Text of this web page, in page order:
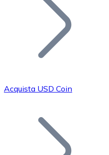
Bitcoin
Acquista USD Coin